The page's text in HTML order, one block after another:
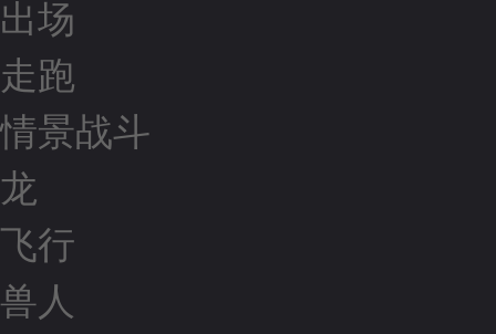
出场
走跑
情景战斗
龙
飞行
兽人